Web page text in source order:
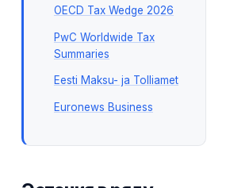
OECD Tax Wedge 2026
PwC Worldwide Tax
Summaries
Eesti Maksu- ja Tolliamet
Euronews Business